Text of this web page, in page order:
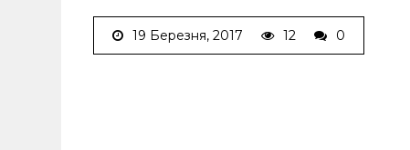
19 Березня, 2017 12 0